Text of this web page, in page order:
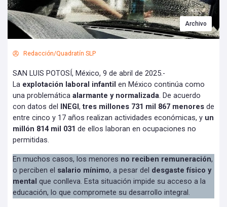
Archivo
Redacción/Quadratín SLP
SAN LUIS POTOSÍ, México, 9 de abril de 2025.-
La explotación laboral infantil en México continúa como
una problemática alarmante y normalizada. De acuerdo
con datos del
INEGI ,tres millones 731 mil 867 menores de
entre cinco y 17 años realizan actividades económicas, y un
millón 814 mil 031 de ellos laboran en ocupaciones no
permitidas.
En muchos casos, los menores no reciben remuneración,
o perciben el salario mínimo, a pesar del desgaste físico y
mental que conlleva. Esta situación impide su acceso a la
educación, lo que compromete su desarrollo integral.